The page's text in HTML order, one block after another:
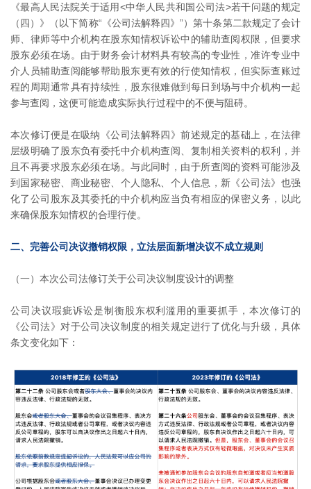
《最高人民法院关于适用<中华人民共和国公司法>若干问题的规定
（四）》（以下简称“《公司法解释四》”）第十条第二款规定了会计
师、律师等中介机构在股东知情权诉讼中的辅助查阅权限，但要求
股东必须在场。由于财务会计材料具有较高的专业性，准许专业中
介人员辅助查阅能够帮助股东更有效的行使知情权，但实际查账过
程的周期通常具有持续性，股东很难做到每日到场与中介机构一起
参与查阅，这便可能造成实际执行过程中的不便与阻碍。
本次修订便是在吸纳《公司法解释四》前述规定的基础上，在法律
层级明确了股东负有委托中介机构查阅、复制相关资料的权利，并
且不再要求股东必须在场。与此同时，由于所查阅的资料可能涉及
到国家秘密、商业秘密、个人隐私、个人信息，新《公司法》也强
化了公司股东及其委托的中介机构应当负有相应的保密义务，以此
来确保股东知情权的合理行使。
二、完善公司决议撤销权限，立法层面新增决议不成立规则
（一）本次公司法修订关于公司决议制度设计的调整
公司决议瑕疵诉讼是制衡股东权利滥用的重要抓手，本次修订的
《公司法》对于公司决议制度的相关规定进行了优化与升级，具体
条文变化如下：